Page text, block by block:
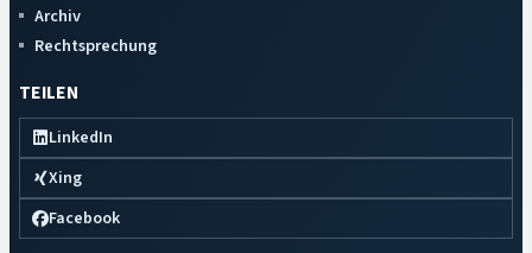
Archiv
Rechtsprechung
TEILEN
LinkedIn
Xing
Facebook